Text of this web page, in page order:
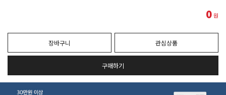
0원
장바구니 관심상품
구매하기